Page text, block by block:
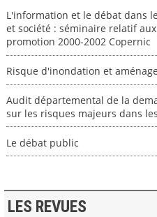
L'information et le débat dans
et société : séminaire relatif
promotion 2000-2002 Copernic
Risque d'inondation et
Audit départemental de la
sur les risques majeurs dans
Le débat public
LES REVUES